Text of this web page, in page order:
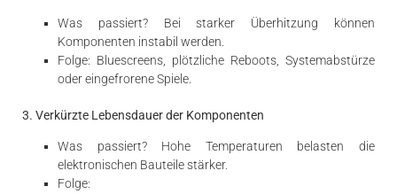
Was passiert? Bei starker Überhitzung können
Komponenten instabil werden.
Folge: Bluescreens, plötzliche Reboots, Systemabstürze
oder eingefrorene Spiele.
3. Verkürzte Lebensdauer der Komponenten
Was passiert? Hohe Temperaturen belasten die
elektronischen Bauteile stärker.
Folge: